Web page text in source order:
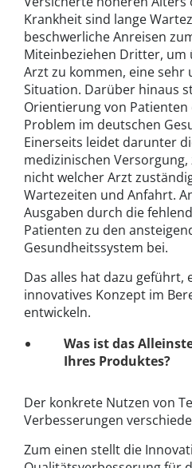
Krankheit sind lange
beschwerliche Anreisen
Miteinbeziehen Dritter,
Arzt zu kommen, eine sehr
Situation. Darüber hinaus
Orientierung von Patienten
Problem im deutschen
Einerseits leidet darunter
medizinischen Versorgung,
nicht welcher Arzt
Wartezeiten und Anfahrt.
Ausgaben durch die
Patienten zu den
Gesundheitssystem bei.
Das alles hat dazu geführt,
innovatives Konzept im
entwickeln.
Was ist das
Ihres Produktes?
Der konkrete Nutzen von
Verbesserungen
Zum einen stellt die